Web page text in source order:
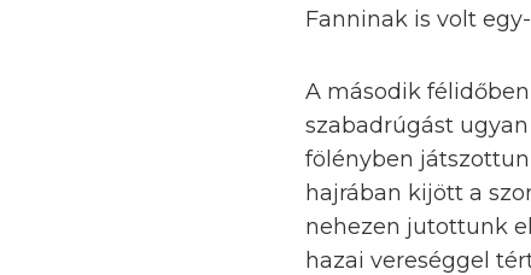
Fanninak is volt
A második
szabadrúgást
fölényben
hajrában kijött a
nehezen jutottunk
hazai vereséggel